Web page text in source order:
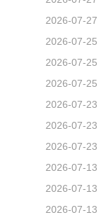
2026-07-27
2026-07-25
2026-07-25
2026-07-25
2026-07-23
2026-07-23
2026-07-23
2026-07-13
2026-07-13
2026-07-13